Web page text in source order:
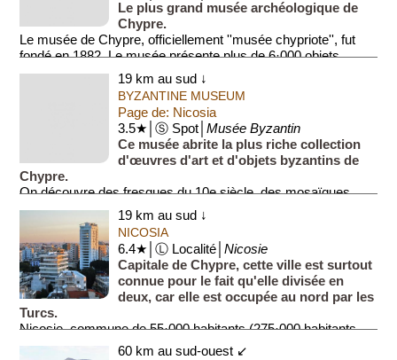
Le plus grand musée archéologique de
Chypre.
Le musée de Chypre, officiellement ''musée chypriote'', fut
fondé en 1882. Le musée présente plus de 6·000 objets
couvrant une période allant du Néolit...
19 km au sud ↓
BYZANTINE MUSEUM
Page de: Nicosia
3.5★│Ⓢ Spot│Musée Byzantin
Ce musée abrite la plus riche collection
d'œuvres d'art et d'objets byzantins de
Chypre.
On découvre des fresques du 10e siècle, des mosaïques,
des vases sacrés, des vêtements sacerdotaux, des icô...
19 km au sud ↓
NICOSIA
6.4★│Ⓛ Localité│Nicosie
Capitale de Chypre, cette ville est surtout
connue pour le fait qu'elle divisée en
deux, car elle est occupée au nord par les
Turcs.
Nicosie, commune de 55·000 habitants (275·000 habitants
pour l'...
60 km au sud-ouest ↙